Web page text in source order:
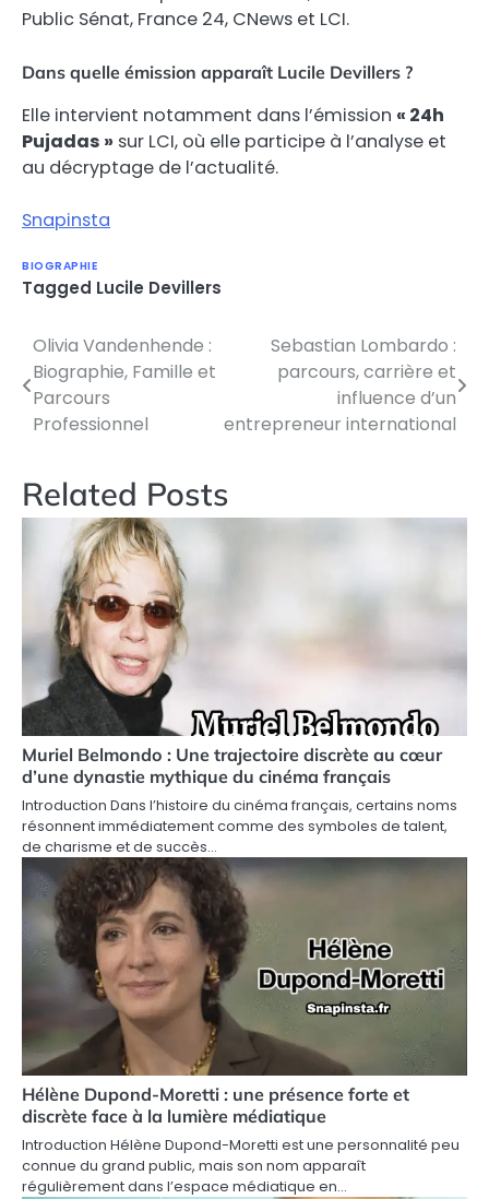
Public Sénat, France 24, CNews et LCI.
Dans quelle émission apparaît Lucile Devillers ?
Elle intervient notamment dans l’émission « 24h
Pujadas » sur LCI, où elle participe à l’analyse et
au décryptage de l’actualité.
Snapinsta
BIOGRAPHIE
Tagged Lucile Devillers
Post
navigation
Olivia Vandenhende :
Biographie, Famille et
Parcours
Professionnel
Sebastian Lombardo :
parcours, carrière et
influence d’un
entrepreneur international
Related Posts
Muriel Belmondo : Une trajectoire discrète au cœur
d’une dynastie mythique du cinéma français
Introduction Dans l’histoire du cinéma français, certains noms
résonnent immédiatement comme des symboles de talent,
de charisme et de succès…
Hélène Dupond-Moretti : une présence forte et
discrète face à la lumière médiatique
Introduction Hélène Dupond-Moretti est une personnalité peu
connue du grand public, mais son nom apparaît
régulièrement dans l’espace médiatique en…